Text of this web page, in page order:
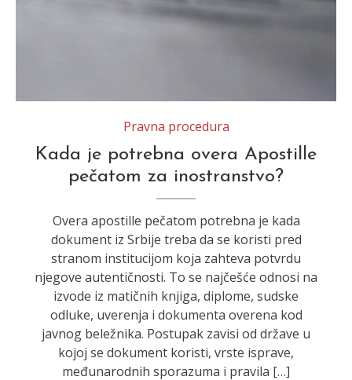
Pravna procedura
Kada je potrebna overa Apostille
pečatom za inostranstvo?
Overa apostille pečatom potrebna je kada
dokument iz Srbije treba da se koristi pred
stranom institucijom koja zahteva potvrdu
njegove autentičnosti. To se najčešće odnosi na
izvode iz matičnih knjiga, diplome, sudske
odluke, uverenja i dokumenta overena kod
javnog beležnika. Postupak zavisi od države u
kojoj se dokument koristi, vrste isprave,
međunarodnih sporazuma i pravila […]